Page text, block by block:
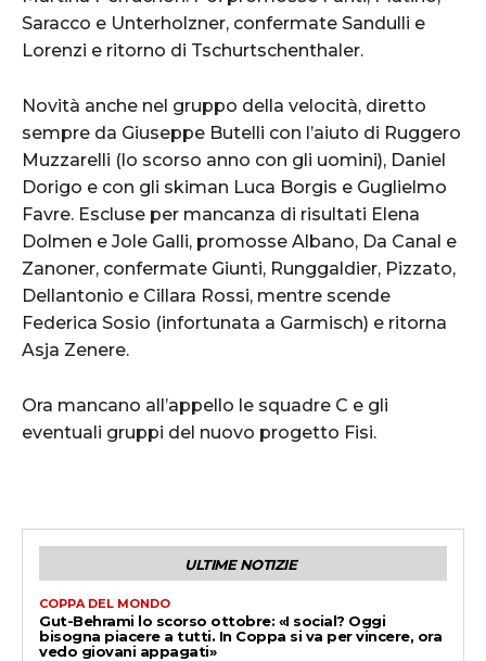
Saracco e Unterholzner, confermate Sandulli e
Lorenzi e ritorno di Tschurtschenthaler.
Novità anche nel gruppo della velocità, diretto
sempre da Giuseppe Butelli con l’aiuto di Ruggero
Muzzarelli (lo scorso anno con gli uomini), Daniel
Dorigo e con gli skiman Luca Borgis e Guglielmo
Favre. Escluse per mancanza di risultati Elena
Dolmen e Jole Galli, promosse Albano, Da Canal e
Zanoner, confermate Giunti, Runggaldier, Pizzato,
Dellantonio e Cillara Rossi, mentre scende
Federica Sosio (infortunata a Garmisch) e ritorna
Asja Zenere.
Ora mancano all’appello le squadre C e gli
eventuali gruppi del nuovo progetto Fisi.
ULTIME NOTIZIE
COPPA DEL MONDO
Gut-Behrami lo scorso ottobre: «I social? Oggi
bisogna piacere a tutti. In Coppa si va per vincere, ora
vedo giovani appagati»